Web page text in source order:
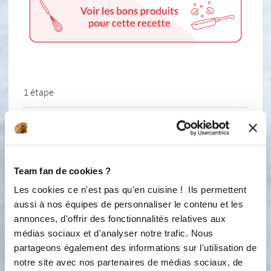
Team fan de cookies ?
Les cookies ce n'est pas qu'en cuisine ! Ils permettent
aussi à nos équipes de personnaliser le contenu et les
annonces, d'offrir des fonctionnalités relatives aux
médias sociaux et d'analyser notre trafic. Nous
partageons également des informations sur l'utilisation de
notre site avec nos partenaires de médias sociaux, de
1 étape
d'oeufs, la poudre d'amande, la farine,
mélanger. Séparer la pâte en 2.
Ajouter la pâte de pistache dans l'une
des deux et mélanger. Ajouter les
vermicelles de chocolat dans toute la
pâte ou juste pour certaines formes.
Répartir dans les moules. Cuire 15